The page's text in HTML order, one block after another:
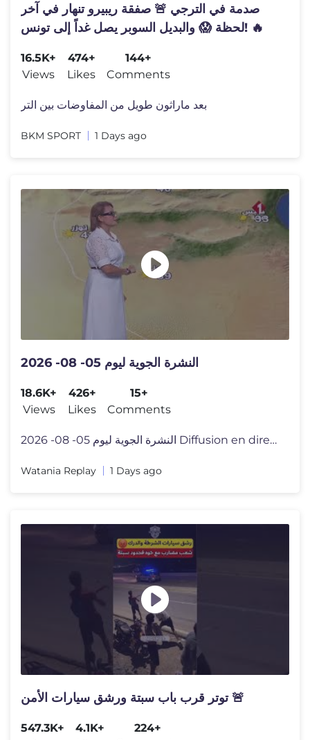
صدمة في الترجي 🚨 صفقة ريبيرو تنهار في آخر
لحظة 😱 والبديل السوبر يصل غداً إلى تونس! 🔥
16.5K+
Views
474+
Likes
144+
Comments
بعد ماراثون طويل من المفاوضات بين التر
BKM SPORT 1 Days ago
النشرة الجوية ليوم 05- 08- 2026
18.6K+
Views
426+
Likes
15+
Comments
النشرة الجوية ليوم 05- 08- 2026 Diffusion en direct de
Watania Replay 1 Days ago
توتر قرب باب سبتة ورشق سيارات الأمن 🚨
547.3K+
4.1K+
224+